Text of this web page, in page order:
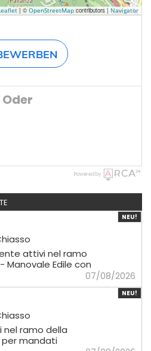
|©OpenStreetMapcontributors |Navigator
Oder
Powered by
NEU!
attivi nel ramo
Edile con
- Logistica
e del trasporto
in cantiere. -
e
di malte e
Supporto
07/08/2026
NEU!
nel ramo della
mandati